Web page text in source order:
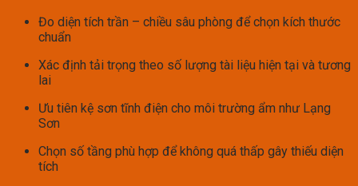
Đo diện tích trần – chiều sâu phòng để chọn kích thước
chuẩn
Xác định tải trọng theo số lượng tài liệu hiện tại và tương
lai
Ưu tiên kệ sơn tĩnh điện cho môi trường ẩm như Lạng
Sơn
Chọn số tầng phù hợp để không quá thấp gây thiếu diện
tích